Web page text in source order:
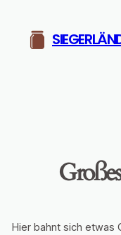
Hier bahnt sich etwas